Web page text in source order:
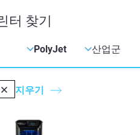
터 찾기
지우기